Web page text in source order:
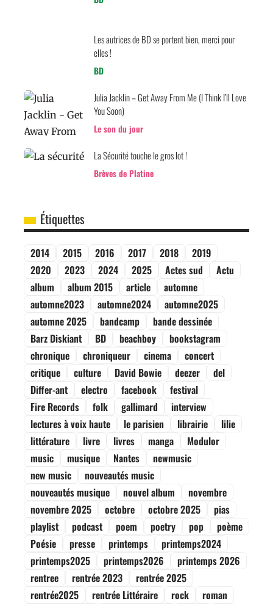
Les autrices de BD se portent bien, merci pour
elles !
BD
Julia Jacklin – Get Away From Me (I Think I’ll Love
You Soon)
Le son du jour
La Sécurité touche le gros lot !
Brèves de Platine
Étiquettes
2014 2015 2016 2017 2018
2019
2020
2023 2024 2025 Actes sud
Actu
album
album 2015 article
automne
automne2023
automne2024
automne2025
automne 2025
bandcamp
bande dessinée
Barz Diskiant
BD beachboy
bookstagram
chronique
chroniqueur cinema
concert
critique
culture David Bowie deezer
del
Differ-ant
electro facebook
festival
Fire Records
folk gallimard
interview
lectures à voix haute
le parisien librairie
lilie
littérature
livre livres manga
Modulor
music
musique Nantes
newmusic
new music
nouveautés music
nouveautés musique
nouvel album
novembre
novembre 2025
octobre octobre 2025
pias
playlist
podcast poem poetry pop
poème
Poésie
presse printemps
printemps2024
printemps2025
printemps2026
printemps 2026
rentree
rentrée 2023
rentrée 2025
rentrée2025
rentrée Littéraire rock
roman